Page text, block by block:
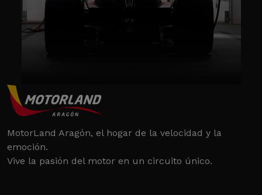
MotorLand Aragón, el hogar de la velocidad y la
emoción.
Vive la pasión del motor en un circuito único.